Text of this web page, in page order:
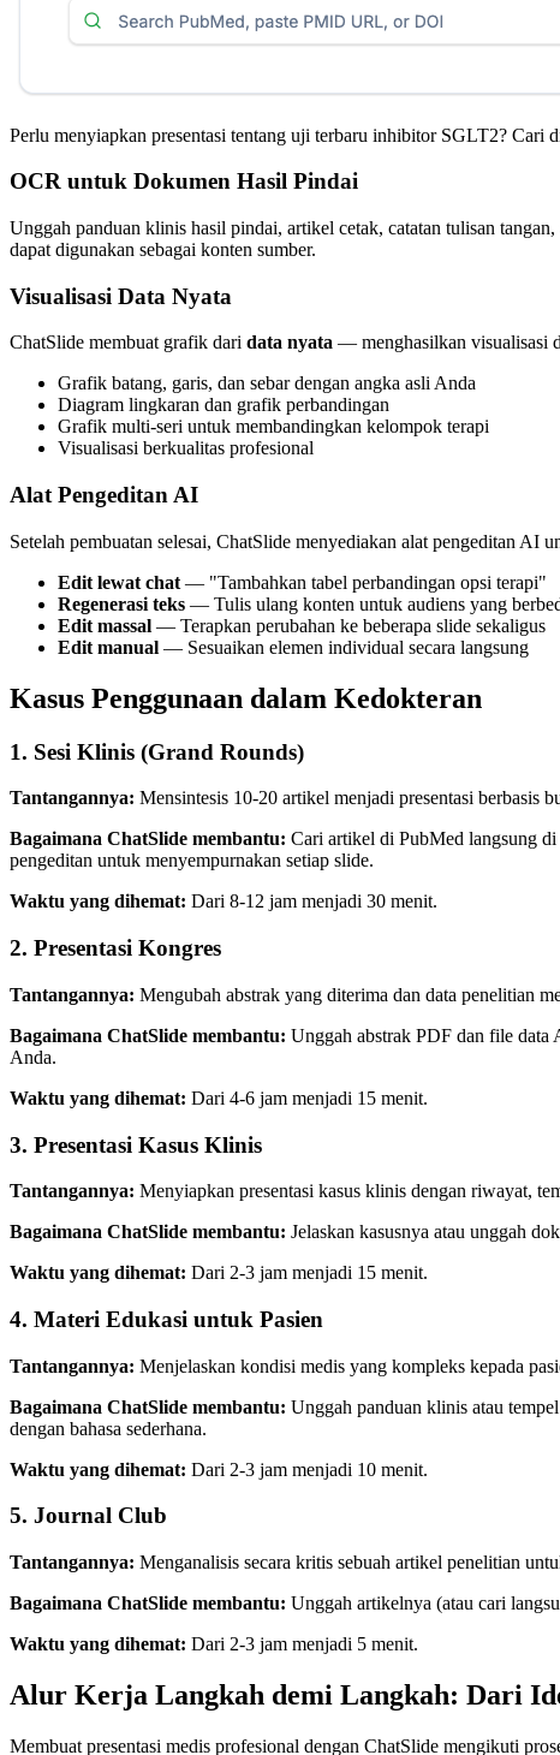
Perlu menyiapkan presentasi tentang uji terbaru inhibitor SGLT2?
OCR untuk Dokumen Hasil Pindai
Unggah panduan klinis hasil pindai, artikel cetak, catatan tulisan
dapat digunakan sebagai konten sumber.
Visualisasi Data Nyata
ChatSlide membuat grafik dari data nyata — menghasilkan visualisasi
Grafik batang, garis, dan sebar dengan angka asli Anda
Diagram lingkaran dan grafik perbandingan
Grafik multi-seri untuk membandingkan kelompok terapi
Visualisasi berkualitas profesional
Alat Pengeditan AI
Setelah pembuatan selesai, ChatSlide menyediakan alat pengeditan AI
Edit lewat chat — "Tambahkan tabel perbandingan opsi terapi"
Regenerasi teks — Tulis ulang konten untuk audiens yang
Edit massal — Terapkan perubahan ke beberapa slide sekaligus
Edit manual — Sesuaikan elemen individual secara langsung
Kasus Penggunaan dalam Kedokteran
1. Sesi Klinis (Grand Rounds)
Tantangannya: Mensintesis 10-20 artikel menjadi presentasi berbasis
Bagaimana ChatSlide membantu: Cari artikel di PubMed langsung
pengeditan untuk menyempurnakan setiap slide.
Waktu yang dihemat: Dari 8-12 jam menjadi 30 menit.
2. Presentasi Kongres
Tantangannya: Mengubah abstrak yang diterima dan data penelitian
Bagaimana ChatSlide membantu: Unggah abstrak PDF dan file data
Anda.
Waktu yang dihemat: Dari 4-6 jam menjadi 15 menit.
3. Presentasi Kasus Klinis
Tantangannya: Menyiapkan presentasi kasus klinis dengan riwayat,
Bagaimana ChatSlide membantu: Jelaskan kasusnya atau unggah
Waktu yang dihemat: Dari 2-3 jam menjadi 15 menit.
4. Materi Edukasi untuk Pasien
Tantangannya: Menjelaskan kondisi medis yang kompleks kepada
Bagaimana ChatSlide membantu: Unggah panduan klinis atau
dengan bahasa sederhana.
Waktu yang dihemat: Dari 2-3 jam menjadi 10 menit.
5. Journal Club
Tantangannya: Menganalisis secara kritis sebuah artikel penelitian
Bagaimana ChatSlide membantu: Unggah artikelnya (atau cari
Waktu yang dihemat: Dari 2-3 jam menjadi 5 menit.
Alur Kerja Langkah demi Langkah: Dari
Membuat presentasi medis profesional dengan ChatSlide mengikuti